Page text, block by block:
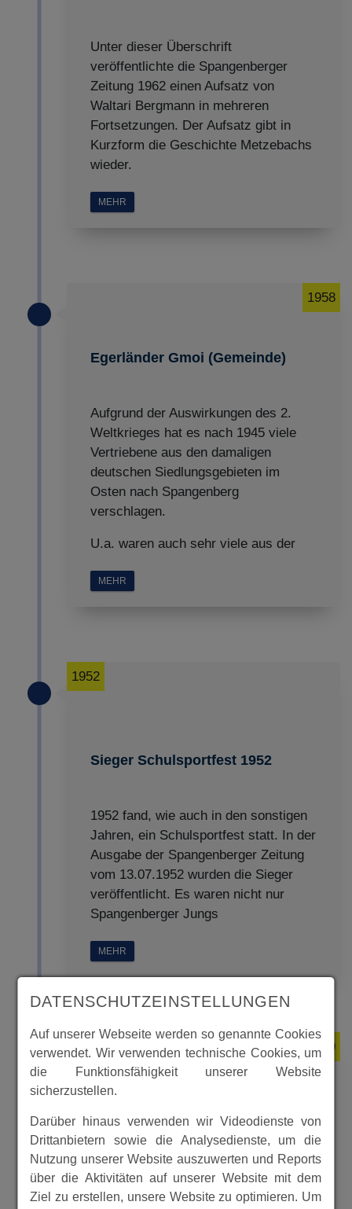
Unter dieser Überschrift
veröffentlichte die Spangenberger
Zeitung 1962 einen Aufsatz von
Waltari Bergmann in mehreren
Fortsetzungen. Der Aufsatz gibt in
Kurzform die Geschichte Metzebachs
wieder.
MEHR
Egerländer Gmoi (Gemeinde)
1958
Aufgrund der Auswirkungen des 2.
Weltkrieges hat es nach 1945 viele
Vertriebene aus den damaligen
deutschen Siedlungsgebieten im
Osten nach Spangenberg
verschlagen.
U.a. waren auch sehr viele aus der
MEHR
Sieger Schulsportfest 1952
1952
1952 fand, wie auch in den sonstigen
Jahren, ein Schulsportfest statt. In der
Ausgabe der Spangenberger Zeitung
vom 13.07.1952 wurden die Sieger
veröffentlicht. Es waren nicht nur
Spangenberger Jungs
MEHR
Herlefeld
1949
DATENSCHUTZEINSTELLUNGEN
Auf unserer Webseite werden so genannte Cookies
verwendet. Wir verwenden technische Cookies, um
die Funktionsfähigkeit unserer Website
sicherzustellen.
Darüber hinaus verwenden wir Videodienste von
Drittanbietern sowie die Analysedienste, um die
Nutzung unserer Website auszuwerten und Reports
über die Aktivitäten auf unserer Website mit dem
Ziel zu erstellen, unsere Website zu optimieren. Um